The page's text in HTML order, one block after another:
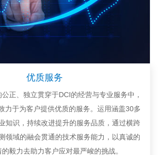
优质服务
正、独立贯穿于DCI的经营与专业服务中，
力于为客户提供优质的服务。运用涵盖30多
知识，持续改进提升的服务品质，通过横跨
领域的融会贯通的技术服务能力，以真诚的
毅力去助力客户应对最严峻的挑战。